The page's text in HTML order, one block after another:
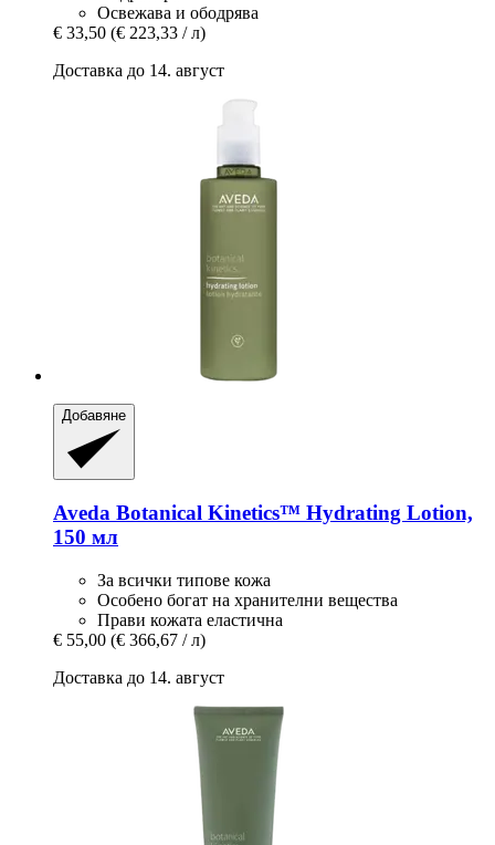
Освежава и ободрява
€ 33,50 (€ 223,33 / л)
Доставка до 14. август
Добавяне
Aveda Botanical Kinetics™ Hydrating Lotion,
150 мл
За всички типове кожа
Особено богат на хранителни вещества
Прави кожата еластична
€ 55,00 (€ 366,67 / л)
Доставка до 14. август